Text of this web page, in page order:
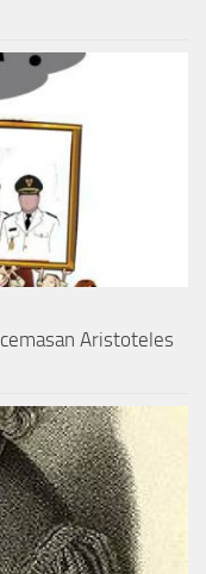
Aristoteles